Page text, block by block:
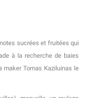
sucrées et fruitées qui
à la recherche de baies
maker Tomas Kaziluinas le